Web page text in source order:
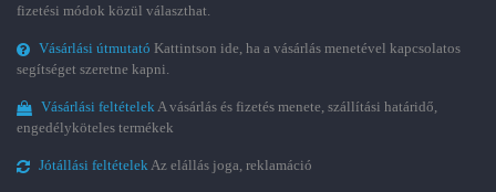
fizetési módok közül választhat.
Vásárlási útmutató Kattintson ide, ha a vásárlás menetével kapcsolatos
segítséget szeretne kapni.
Vásárlási feltételek A vásárlás és fizetés menete, szállítási határidő,
engedélyköteles termékek
Jótállási feltételek Az elállás joga, reklamáció